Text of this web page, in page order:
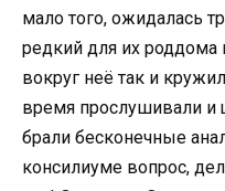
мало того, ожидалась
редкий для их роддома
вокруг неё так и
время прослушивали
брали бесконечные
консилиуме вопрос,